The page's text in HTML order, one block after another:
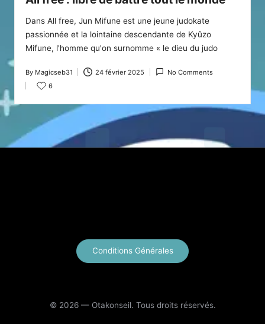
Dans All free, Jun Mifune est une jeune judokate
passionnée et la lointaine descendante de Kyûzo
Mifune, l'homme qu'on surnomme « le dieu du judo
Posted
by
By Magicseb31 24 février 2025
No Comments
6
Conditions Générales
© 2026 — Otakonseil. Tous droits réservés.